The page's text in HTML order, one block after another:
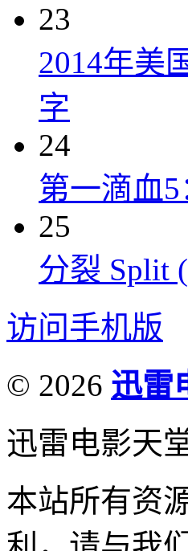
23
2014年美
字
24
第一滴血5
25
分裂 Split
访问手机版
© 2026 迅雷
迅雷电影天
本站所有资